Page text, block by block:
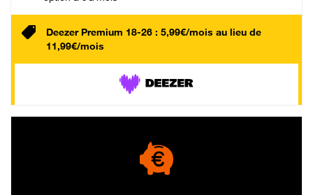
Deezer Premium 18-26 : 5,99€/mois au lieu de
11,99€/mois